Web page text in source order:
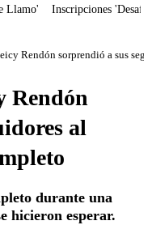
Llamo' Inscripciones
Rendón sorprendió a sus
Rendón
al
durante una
hicieron esperar.